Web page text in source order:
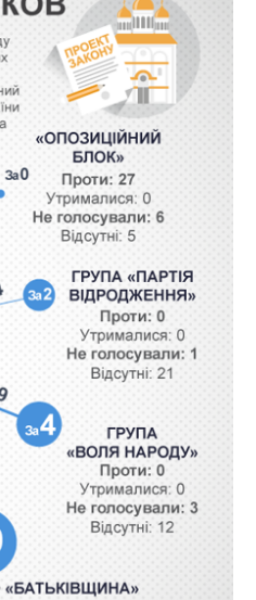
Як за 10 років
змінилася кількість
вступників на
бакалаврат,
аспірантуру